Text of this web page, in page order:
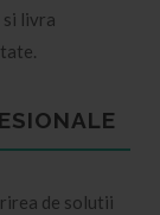
livra
de solutii